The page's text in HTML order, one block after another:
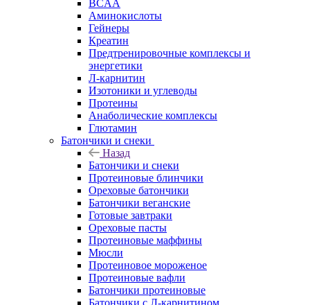
BCAA
Аминокислоты
Гейнеры
Креатин
Предтренировочные комплексы и
энергетики
Л-карнитин
Изотоники и углеводы
Протеины
Анаболические комплексы
Глютамин
Батончики и снеки
Назад
Батончики и снеки
Протеиновые блинчики
Ореховые батончики
Батончики веганские
Готовые завтраки
Ореховые пасты
Протеиновые маффины
Мюсли
Протеиновое мороженое
Протеиновые вафли
Батончики протеиновые
Батончики с Л-карнитином